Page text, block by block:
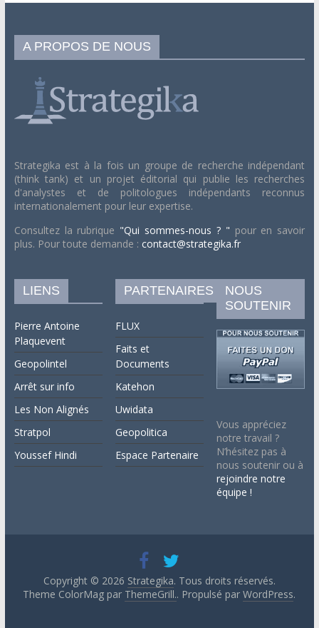
A PROPOS DE NOUS
Strategika est à la fois un groupe de recherche indépendant
(think tank) et un projet éditorial qui publie les recherches
d'analystes et de politologues indépendants reconnus
internationalement pour leur expertise.
Consultez la rubrique "Qui sommes-nous ? " pour en savoir
plus. Pour toute demande : contact@strategika.fr
LIENS
Pierre Antoine
Plaquevent
Geopolintel
Arrêt sur info
Les Non Alignés
Stratpol
Youssef Hindi
PARTENAIRES
FLUX
Faits et
Documents
Katehon
Uwidata
Geopolitica
Espace Partenaire
NOUS
SOUTENIR
Vous appréciez
notre travail ?
N’hésitez pas à
nous soutenir ou à
rejoindre notre
équipe !
Copyright © 2026 Strategika. Tous droits réservés.
Theme ColorMag par ThemeGrill.. Propulsé parWordPress.